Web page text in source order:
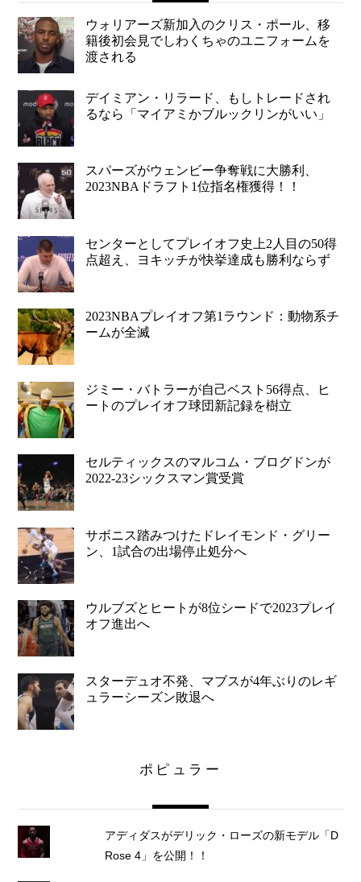
ウォリアーズ新加入のクリス・ポール、移
籍後初会見でしわくちゃのユニフォームを
渡される
デイミアン・リラード、もしトレードされ
るなら「マイアミかブルックリンがいい」
スパーズがウェンビー争奪戦に大勝利、
2023NBAドラフト1位指名権獲得！！
センターとしてプレイオフ史上2人目の50得
点超え、ヨキッチが快挙達成も勝利ならず
2023NBAプレイオフ第1ラウンド：動物系チ
ームが全滅
ジミー・バトラーが自己ベスト56得点、ヒ
ートのプレイオフ球団新記録を樹立
セルティックスのマルコム・ブログドンが
2022-23シックスマン賞受賞
サボニス踏みつけたドレイモンド・グリー
ン、1試合の出場停止処分へ
ウルブズとヒートが8位シードで2023プレイ
オフ進出へ
スターデュオ不発、マブスが4年ぶりのレギ
ュラーシーズン敗退へ
ポピュラー
アディダスがデリック・ローズの新モデル「D
Rose 4」を公開！！